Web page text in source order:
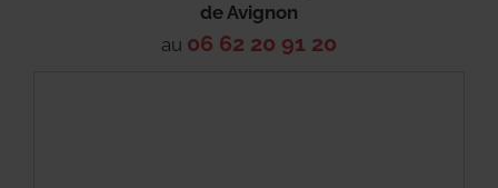
deAvignon
au 06 62 20 91 20